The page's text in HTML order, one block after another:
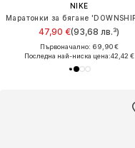
NIKE
47,90 €(93,68 лв.³)
Първоначално: 69,90 €
Последна най-ниска цена:42,42 €